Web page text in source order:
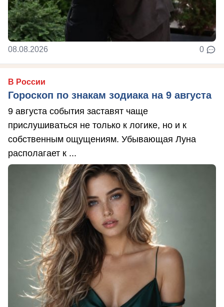
08.08.2026 0
В России
Гороскоп по знакам зодиака на 9 августа
9 августа события заставят чаще
прислушиваться не только к логике, но и к
собственным ощущениям. Убывающая Луна
располагает к ...